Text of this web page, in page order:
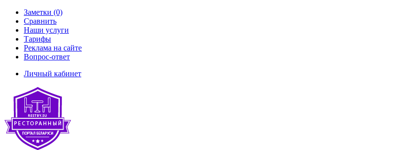
Заметки (0)
Сравнить
Наши услуги
Тарифы
Реклама на сайте
Вопрос-ответ
Личный кабинет